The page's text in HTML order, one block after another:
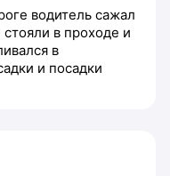
водитель сажал
в проходе и
в
и посадки